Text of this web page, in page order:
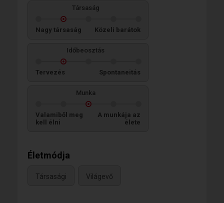
Társaság
Nagy társaság Közeli barátok
Időbeosztás
Tervezés Spontaneitás
Munka
Valamiből meg
kell élni
A munkája az
élete
Életmódja
Társasági Világevő